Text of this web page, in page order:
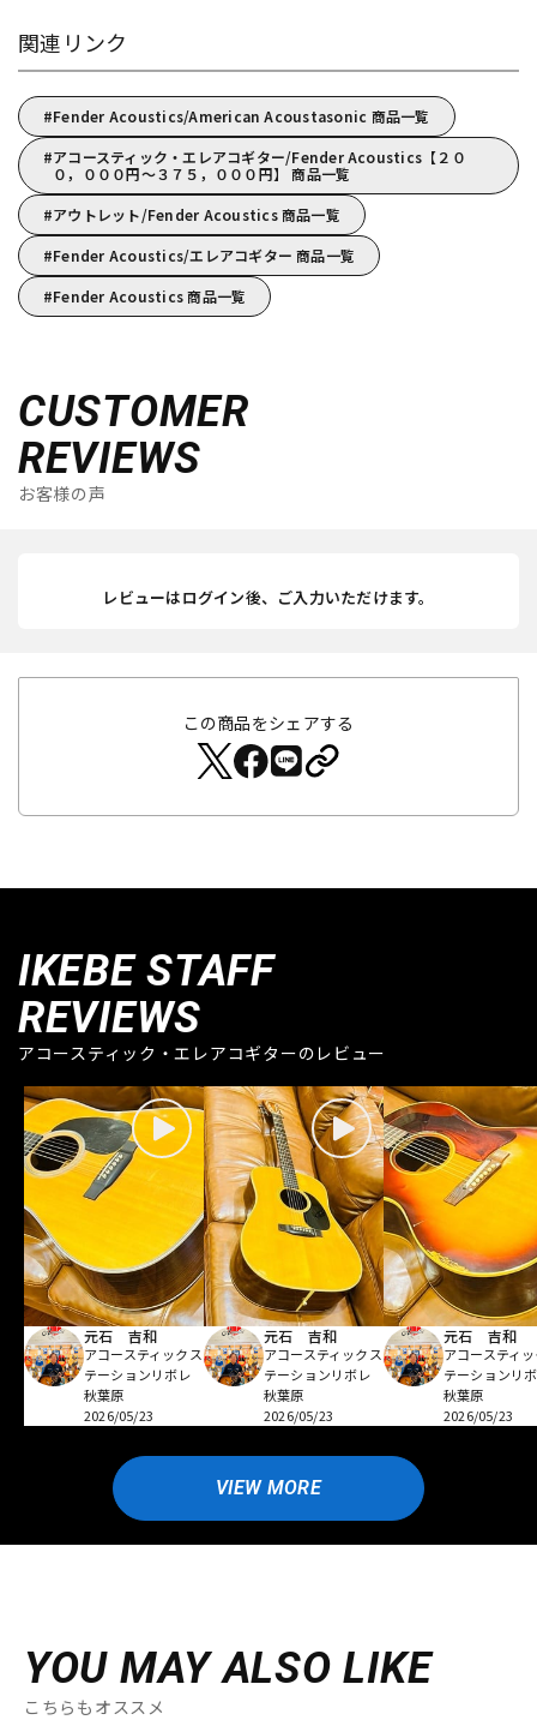
関連リンク
Fender Acoustics/American Acoustasonic 商品一覧
アコースティック・エレアコギター/Fender Acoustics【２０
０，０００円～３７５，０００円】 商品一覧
アウトレット/Fender Acoustics 商品一覧
Fender Acoustics/エレアコギター 商品一覧
Fender Acoustics 商品一覧
CUSTOMER
REVIEWS
お客様の声
レビューはログイン後、ご入力いただけます。
この商品をシェアする
IKEBE STAFF
REVIEWS
アコースティック・エレアコギターのレビュー
元石 吉和
アコースティックス
テーションリボレ
秋葉原
2026/05/23
元石 吉和
アコースティックス
テーションリボレ
秋葉原
2026/05/23
元石 吉和
アコースティ
テーションリ
秋葉原
2026/05/23
VIEW MORE
YOU MAY ALSO LIKE
こちらもオススメ